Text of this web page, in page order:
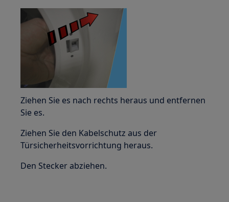
Ziehen Sie es nach rechts heraus und entfernen
Sie es.
Ziehen Sie den Kabelschutz aus der
Türsicherheitsvorrichtung heraus.
Den Stecker abziehen.